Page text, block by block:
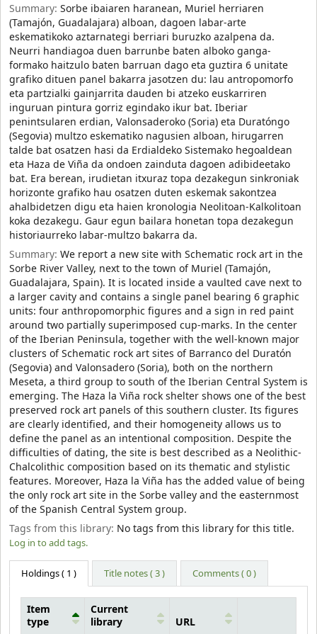
Summary: Sorbe ibaiaren haranean, Muriel herriaren
(Tamajón, Guadalajara) alboan, dagoen labar-arte
eskematikoko aztarnategi berriari buruzko azalpena da.
Neurri handiagoa duen barrunbe baten alboko ganga-
formako haitzulo baten barruan dago eta guztira 6 unitate
grafiko dituen panel bakarra jasotzen du: lau antropomorfo
eta partzialki gainjarrita dauden bi atzeko euskarriren
inguruan pintura gorriz egindako ikur bat. Iberiar
penintsularen erdian, Valonsaderoko (Soria) eta Duratóngo
(Segovia) multzo eskematiko nagusien alboan, hirugarren
talde bat osatzen hasi da Erdialdeko Sistemako hegoaldean
eta Haza de Viña da ondoen zainduta dagoen adibideetako
bat. Era berean, irudietan itxuraz topa dezakegun sinkroniak
horizonte grafiko hau osatzen duten eskemak sakontzea
ahalbidetzen digu eta haien kronologia Neolitoan-Kalkolitoan
koka dezakegu. Gaur egun bailara honetan topa dezakegun
historiaurreko labar-multzo bakarra da.
Summary: We report a new site with Schematic rock art in the
Sorbe River Valley, next to the town of Muriel (Tamajón,
Guadalajara, Spain). It is located inside a vaulted cave next to
a larger cavity and contains a single panel bearing 6 graphic
units: four anthropomorphic figures and a sign in red paint
around two partially superimposed cup-marks. In the center
of the Iberian Peninsula, together with the well-known major
clusters of Schematic rock art sites of Barranco del Duratón
(Segovia) and Valonsadero (Soria), both on the northern
Meseta, a third group to south of the Iberian Central System is
emerging. The Haza la Viña rock shelter shows one of the best
preserved rock art panels of this southern cluster. Its figures
are clearly identified, and their homogeneity allows us to
define the panel as an intentional composition. Despite the
difficulties of dating, the site is best described as a Neolithic-
Chalcolithic composition based on its thematic and stylistic
features. Moreover, Haza la Viña has the added value of being
the only rock art site in the Sorbe valley and the easternmost
of the Spanish Central System group.
Tags from this library: No tags from this library for this title.
Log in to add tags.
Holdings( 1 ) Title notes ( 3 ) Comments ( 0 )
Item
type
Current
library
URL